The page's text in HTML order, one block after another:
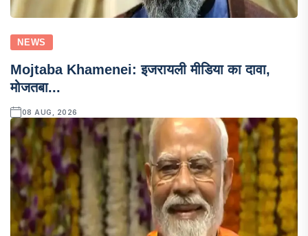
NEWS
Mojtaba Khamenei: इजरायली मीडिया का दावा,
मोजतबा...
08 AUG, 2026